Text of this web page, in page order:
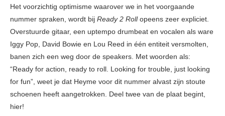
Het voorzichtig optimisme waarover we in het voorgaande
nummer spraken, wordt bij Ready 2 Rollopeens zeer expliciet.
Overstuurde gitaar, een uptempo drumbeat en vocalen als ware
Iggy Pop, David Bowie en Lou Reed in één entiteit versmolten,
banen zich een weg door de speakers. Met woorden als:
“Ready for action, ready to roll. Looking for trouble, just looking
for fun”, weet je dat Heyme voor dit nummer alvast zijn stoute
schoenen heeft aangetrokken. Deel twee van de plaat begint,
hier!